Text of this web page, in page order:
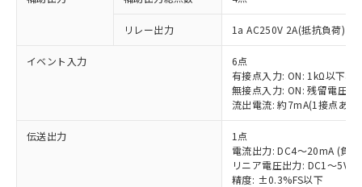
リレー出力 1a AC250V 2A(抵抗負荷)
イベント入力
6点
有接点入力: ON: 1kΩ以下、
無接点入力: ON: 残留電圧
流出電流: 約7mA(1接点あた
伝送出力
1点
電流出力: DC4～20mA (負
リニア電圧出力: DC1～5V
精度: ±0.3%FS以下